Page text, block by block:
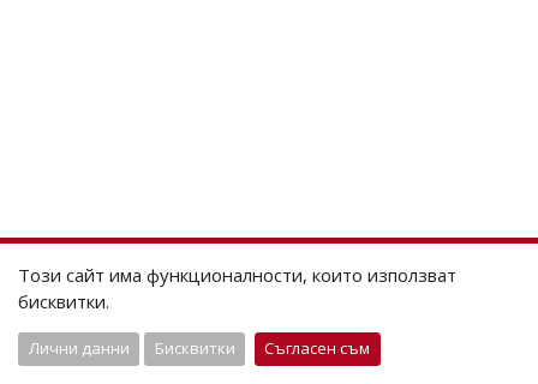
Този сайт има функционалности, които използват
бисквитки.
Лични данни Бисквитки Съгласен съм